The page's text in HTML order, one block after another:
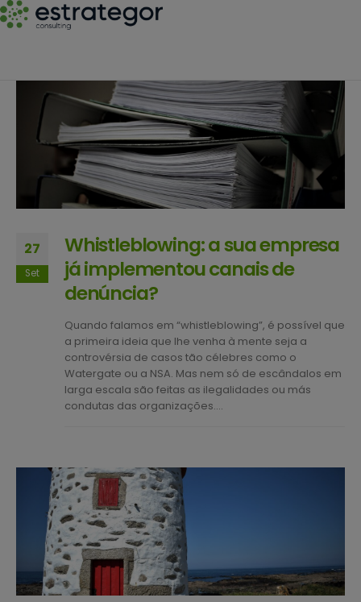
27
Set
Whistleblowing: a sua empresa
já implementou canais de
denúncia?
Quando falamos em “whistleblowing”, é possível que
a primeira ideia que lhe venha à mente seja a
controvérsia de casos tão célebres como o
Watergate ou a NSA. Mas nem só de escândalos em
larga escala são feitas as ilegalidades ou más
condutas das organizações....